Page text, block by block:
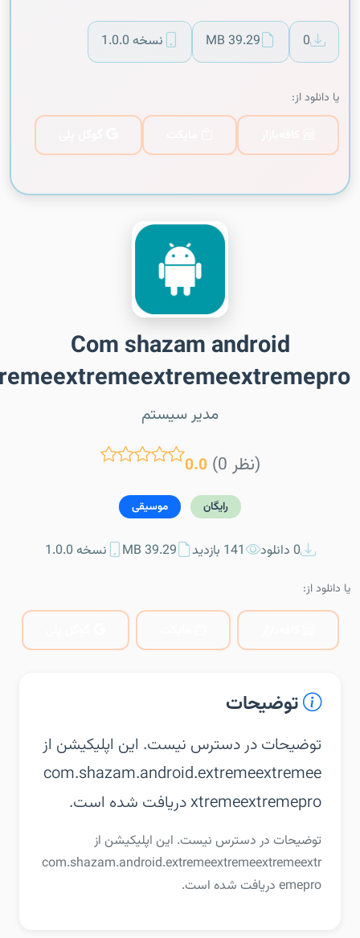
0
39.29 MB نسخه 1.0.0
یا دانلود از:
Com shazam android
مدیر سیستم
0.0 (0 نظر)
رایگان موسیقی
0 دانلود 141 بازدید 39.29 MB نسخه 1.0.0
یا دانلود از:
توضیحات
توضیحات در دسترس نیست. این اپلیکیشن از
com.shazam.android.extremeextremee
xtremeextremepro دریافت شده است.
توضیحات در دسترس نیست. این اپلیکیشن از
com.shazam.android.extremeextremeextremeextr
emepro دریافت شده است.